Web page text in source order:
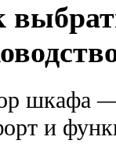
шкафа —
и